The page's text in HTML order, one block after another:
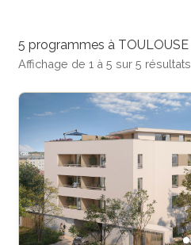
5 programmes à TOULOUSE
Affichage de 1 à 5 sur 5 résultats